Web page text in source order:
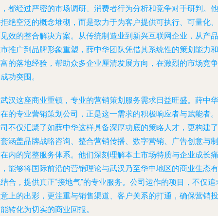
都经过严密的市场调研、消费者行为分析和竞争对手研判。他
绝空泛的概念堆砌，而是致力于为客户提供可执行、可量化、
效的整合解决方案。从传统制造业到新兴互联网企业，从产品
推广到品牌形象重塑，薛中华团队凭借其系统性的策划能力和
的落地经验，帮助众多企业厘清发展方向，在激烈的市场竞争
功突围。
汉这座商业重镇，专业的营销策划服务需求日益旺盛。薛中华
的专业营销策划公司，正是这一需求的积极响应者与赋能者。
不仅汇聚了如薛中华这样具备深厚功底的策略人才，更构建了
涵盖品牌战略咨询、整合营销传播、数字营销、广告创意与制
内的完整服务体系。他们深刻理解本土市场特质与企业成长痛
能够将国际前沿的营销理论与武汉乃至华中地区的商业生态有
合，提供真正“接地气”的专业服务。公司运作的项目，不仅追
上的出彩，更注重与销售渠道、客户关系的打通，确保营销投
转化为切实的商业回报。